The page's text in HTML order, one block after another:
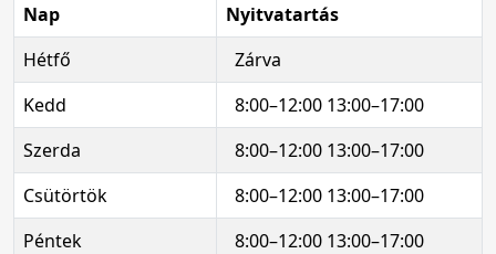
Nap
Nyitvatartás
Hétfő
Zárva
Kedd
8:00–12:00 13:00–17:00
Szerda
8:00–12:00 13:00–17:00
Csütörtök
8:00–12:00 13:00–17:00
Péntek
8:00–12:00 13:00–17:00